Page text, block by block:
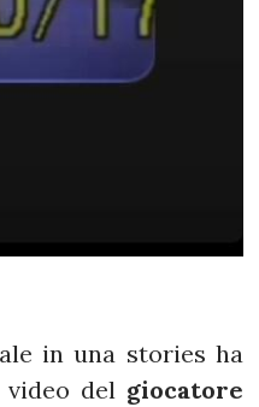
in una stories ha
del giocatore